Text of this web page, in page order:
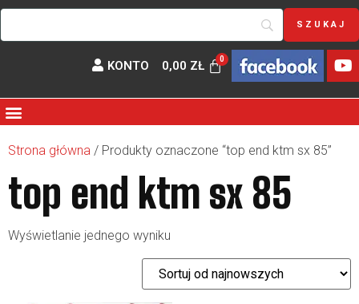
KONTO 0,00 ZŁ
Strona główna / Produkty oznaczone “top end ktm sx 85”
top end ktm sx 85
Wyświetlanie jednego wyniku